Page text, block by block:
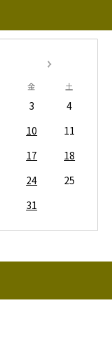
金 土
3
4
10
11
17
18
24
25
31